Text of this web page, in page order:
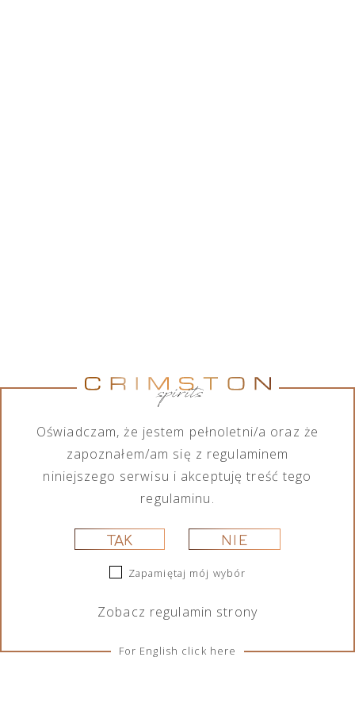
ZASADY I WARUNKI
Regulacje
Ciasteczka
Oświadczam, że jestem pełnoletni/a oraz że
zapoznałem/am się z regulaminem
niniejszego serwisu i akceptuję treść tego
regulaminu.
TAK NIE
Zapamiętaj mój wybór
Zobacz regulamin strony
For English click here